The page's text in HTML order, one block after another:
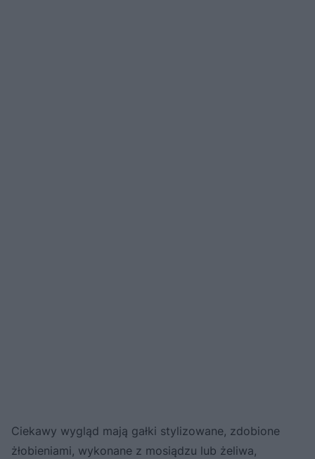
Ciekawy wygląd mają gałki stylizowane, zdobione
żłobieniami, wykonane z mosiądzu lub żeliwa,